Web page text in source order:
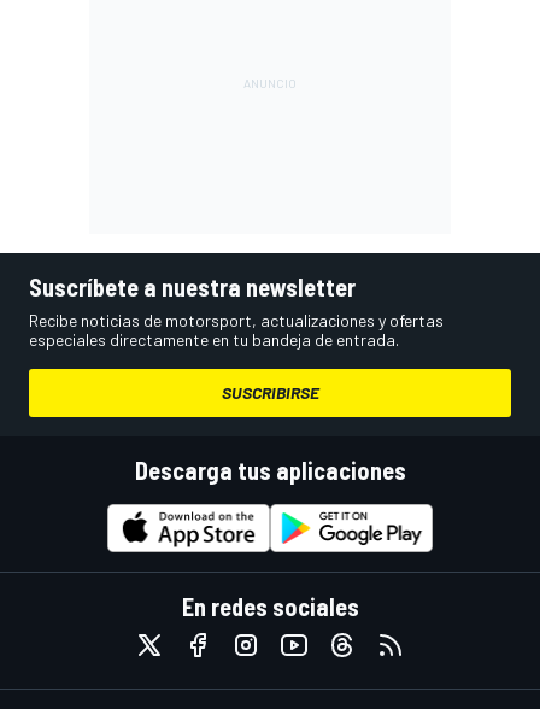
Suscríbete a nuestra newsletter
Recibe noticias de motorsport, actualizaciones y ofertas
especiales directamente en tu bandeja de entrada.
SUSCRIBIRSE
Descarga tus aplicaciones
En redes sociales